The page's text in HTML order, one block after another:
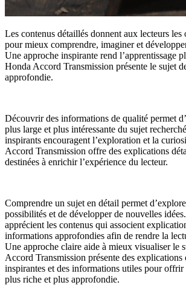
Les contenus détaillés donnent aux lecteurs les
pour mieux comprendre, imaginer et
Une approche inspirante rend l’apprentissage
Honda Accord Transmission présente le sujet
approfondie.
Découvrir des informations de qualité permet
plus large et plus intéressante du sujet
inspirants encouragent l’exploration et la
Accord Transmission offre des explications
destinées à enrichir l’expérience du lecteur.
Comprendre un sujet en détail permet
possibilités et de développer de nouvelles
apprécient les contenus qui associent
informations approfondies afin de rendre la
Une approche claire aide à mieux visualiser le
Accord Transmission présente des explications
inspirantes et des informations utiles pour offrir
plus riche et plus approfondie.